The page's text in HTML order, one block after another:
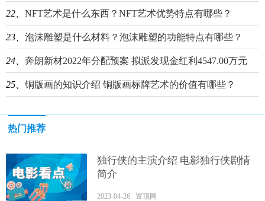
22、 NFT艺术是什么东西？NFT艺术优势特点有哪些？
23、 泡沫雕塑是什么材料？泡沫雕塑的功能特点有哪些？
24、 奔朗新材2022年分配预案 拟派发现金红利4547.00万元
25、 铜版画的知识介绍 铜版画标牌艺术的价值有哪些？
热门推荐
独行侠的主演介绍 电影独行侠剧情
简介
2023-04-26 置顶网